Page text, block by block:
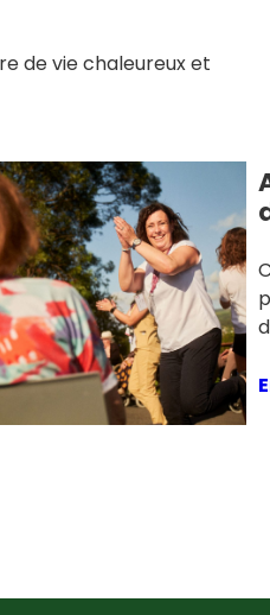
de vie chaleureux et